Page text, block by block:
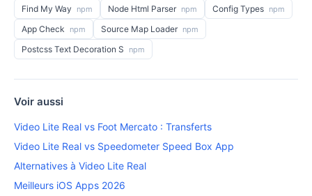
Find My Way npm Node Html Parser npm Config Types npm
App Check npm Source Map Loader npm
Postcss Text Decoration S npm
Voir aussi
Video Lite Real vs Foot Mercato : Transferts
Video Lite Real vs Speedometer Speed Box App
Alternatives à Video Lite Real
Meilleurs iOS Apps 2026